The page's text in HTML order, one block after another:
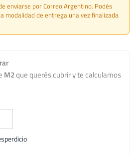
enviarse por Correo Argentino. Podés
modalidad de entrega una vez finalizada
M2que querés cubrir y te calculamos